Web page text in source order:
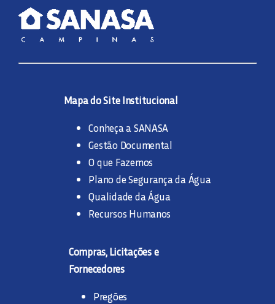
Mapa do Site Institucional
Conheça a SANASA
Gestão Documental
O que Fazemos
Plano de Segurança da Água
Qualidade da Água
Recursos Humanos
Compras, Licitações e
Fornecedores
Pregões